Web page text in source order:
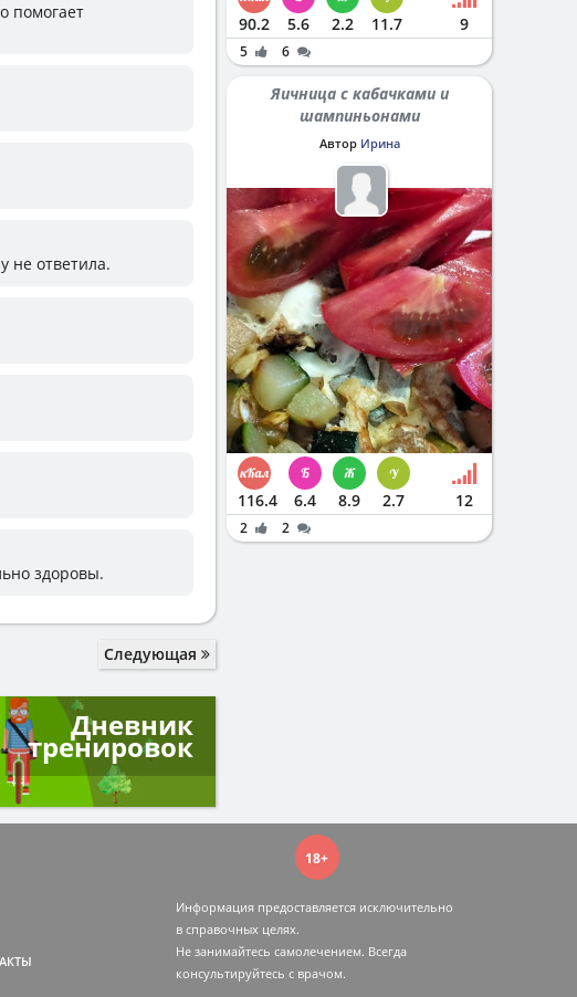
помогает
не ответила.
здоровы.
Следующая
Дневник
тренировок
90.2 5.6 2.2 11.7 9
5 6
Яичница с кабачками и
шампиньонами
Автор Ирина
116.4 6.4 8.9 2.7 12
2 2
18+
Информация предоставляется исключительно
в справочных целях.
Не занимайтесь самолечением. Всегда
консультируйтесь c врачом.